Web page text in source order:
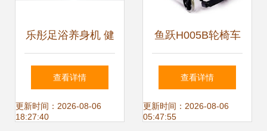
乐彤足浴养身机 健
康保健器械商店的
热门之选
查看详情
更新时间：2026-08-06
18:27:40
鱼跃H005B轮椅车
助行辅具中的康复
利器，科学复健首
查看详情
更新时间：2026-08-06
05:47:55